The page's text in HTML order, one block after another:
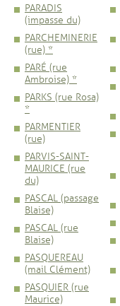
PARADIS
(impasse du)
PARCHEMINERIE
(rue) *
PARÉ (rue
Ambroise) *
PARKS (rue Rosa)
*
PARMENTIER
(rue)
PARVIS-SAINT-
MAURICE (rue
du)
PASCAL (passage
Blaise)
PASCAL (rue
Blaise)
PASQUEREAU
(mail Clément)
PASQUIER (rue
Maurice)